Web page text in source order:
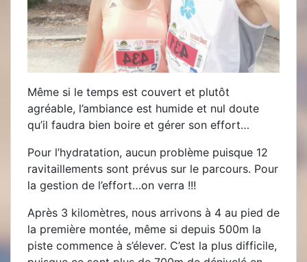
Même si le temps est couvert et plutôt
agréable, l’ambiance est humide et nul doute
qu’il faudra bien boire et gérer son effort…
Pour l’hydratation, aucun problème puisque 12
ravitaillements sont prévus sur le parcours. Pour
la gestion de l’effort…on verra !!!
Après 3 kilomètres, nous arrivons à 4 au pied de
la première montée, même si depuis 500m la
piste commence à s’élever. C’est la plus difficile,